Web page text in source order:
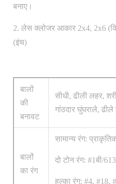
बनाए।
2. लेस क्लोजर आकार 2x4, 2x6
(इंच)
बालों
की
बनावट
सीधी, ढीली लहर,
गांठदार घुंघराले,
बालों
का रंग
सामान्य रंग:
दो टोन रंग: #1बी/
हल्का रंग: #4, #18,